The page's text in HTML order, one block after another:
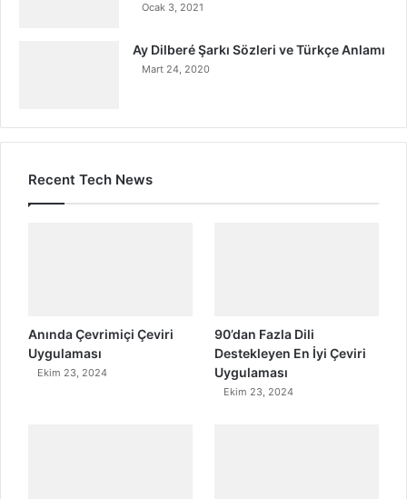
Ocak 3, 2021
Ay Dilberé Şarkı Sözleri ve Türkçe Anlamı
Mart 24, 2020
Recent Tech News
Anında Çevrimiçi Çeviri
Uygulaması
Ekim 23, 2024
90’dan Fazla Dili
Destekleyen En İyi Çeviri
Uygulaması
Ekim 23, 2024